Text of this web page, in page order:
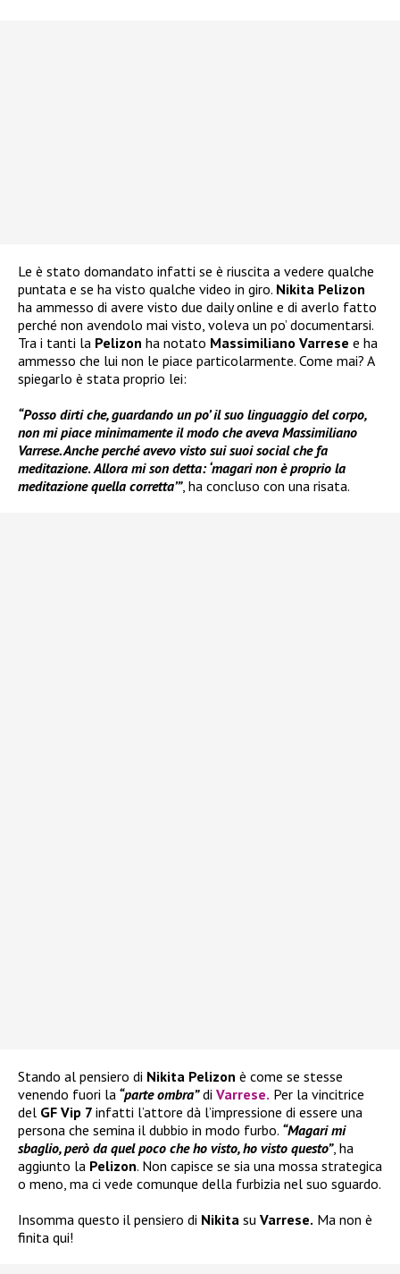
Le è stato domandato infatti se è riuscita a vedere qualche
puntata e se ha visto qualche video in giro. Nikita Pelizon
ha ammesso di avere visto due daily online e di averlo fatto
perché non avendolo mai visto, voleva un po’ documentarsi.
Tra i tanti la Pelizon ha notato Massimiliano Varrese e ha
ammesso che lui non le piace particolarmente. Come mai? A
spiegarlo è stata proprio lei:
“Posso dirti che, guardando un po’ il suo linguaggio del corpo,
non mi piace minimamente il modo che aveva Massimiliano
Varrese. Anche perché avevo visto sui suoi social che fa
meditazione. Allora mi son detta: ‘magari non è proprio la
meditazione quella corretta’”, ha concluso con una risata.
Stando al pensiero di Nikita Pelizon è come se stesse
venendo fuori la “parte ombra”di Varrese. Per la vincitrice
del GF Vip 7 infatti l’attore dà l’impressione di essere una
persona che semina il dubbio in modo furbo. “Magari mi
sbaglio, però da quel poco che ho visto, ho visto questo”, ha
aggiunto la Pelizon. Non capisce se sia una mossa strategica
o meno, ma ci vede comunque della furbizia nel suo sguardo.
Insomma questo il pensiero di Nikita su Varrese. Ma non è
finita qui!